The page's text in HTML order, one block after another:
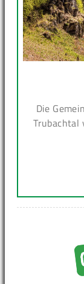
Die
Trubachtal